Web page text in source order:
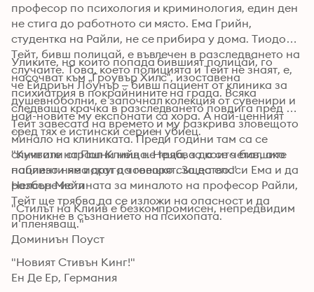
професор по психология и криминология, един ден
не стига до работното си място. Ема Грийн,
студентка на Райли, не се прибира у дома. Тиодор
Тейт, бивш полицай, е въвлечен в разследването на
случаите. Това, което полицията и Тейт не знаят, е,
че Ейдриън Лоунър – бивш пациент от клиника за
душевноболни, е започнал колекция от сувенири и
най-новите му експонати са хора. А най-ценният
сред тях е истински сериен убиец.
Уликите, на които попада бившият полицай, го
насочват към „Гроувър Хилс“, изоставена
психиатрия в покрайнините на града. Всяка
следваща крачка в разследването повдига пред
Тейт завесата на времето и му разкрива зловещото
минало на клиниката. Преди години там са се
случвали страшни неща. Неща, за които бившите
пациенти не искат да говорят. За да спаси Ема и да
разбере истината за миналото на професор Райли,
Тейт ще трябва да се изложи на опасност и да
проникне в съзнанието на психопата.
---
"Книгите на Пол Клийв не трябва да се четат, ако
наблизо няма друго човешко същество."
Нелсън Мейл
"Стилът на Клийв е безкомпромисен, непредвидим
и пленяващ."
Доминиън Поуст
"Новият Стивън Кинг!"
Ен Де Ер, Германия